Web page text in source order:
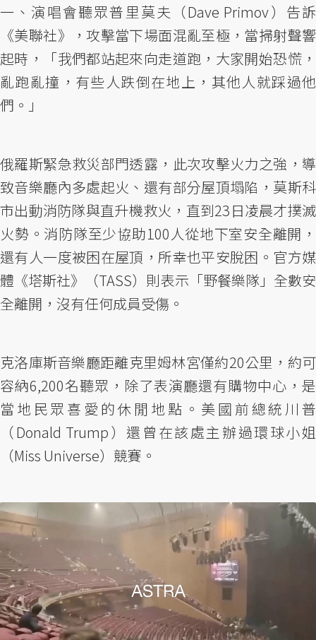
一、演唱會聽眾普里莫夫（Dave Primov）告訴
《美聯社》，攻擊當下場面混亂至極，當掃射聲響
起時，「我們都站起來向走道跑，大家開始恐慌，
亂跑亂撞，有些人跌倒在地上，其他人就踩過他
們。」
俄羅斯緊急救災部門透露，此次攻擊火力之強，導
致音樂廳內多處起火、還有部分屋頂塌陷，莫斯科
市出動消防隊與直升機救火，直到23日凌晨才撲滅
火勢。消防隊至少協助100人從地下室安全離開，
還有人一度被困在屋頂，所幸也平安脫困。官方媒
體《塔斯社》（TASS）則表示「野餐樂隊」全數安
全離開，沒有任何成員受傷。
克洛庫斯音樂廳距離克里姆林宮僅約20公里，約可
容納6,200名聽眾，除了表演廳還有購物中心，是
當地民眾喜愛的休閒地點。美國前總統川普
（Donald Trump）還曾在該處主辦過環球小姐
（Miss Universe）競賽。